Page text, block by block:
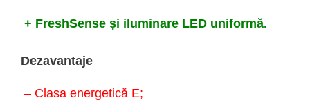
+ FreshSense și iluminare LED uniformă.
Dezavantaje
– Clasa energetică E;